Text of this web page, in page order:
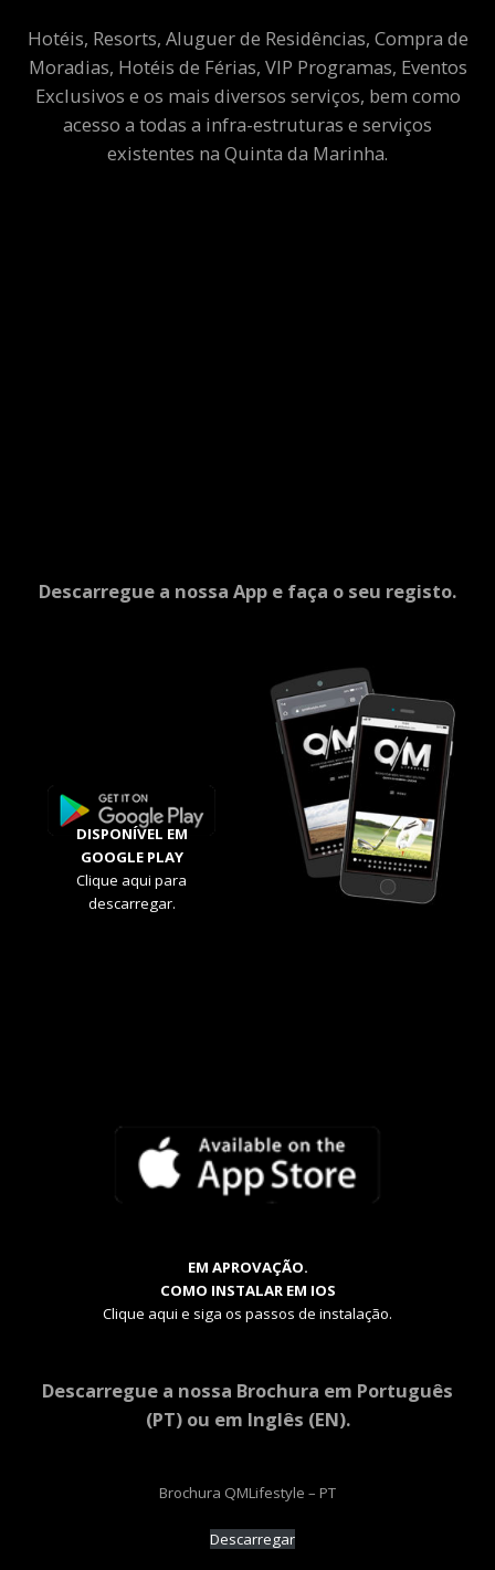
Hotéis, Resorts, Aluguer de Residências, Compra de
Moradias, Hotéis de Férias, VIP Programas, Eventos
Exclusivos e os mais diversos serviços, bem como
acesso a todas a infra-estruturas e serviços
existentes na Quinta da Marinha.
Descarregue a nossa App e faça o seu registo.
DISPONÍVEL EM
GOOGLE PLAY
Clique aqui para
descarregar.
EM APROVAÇÃO.
COMO INSTALAR EM IOS
Clique aqui e siga os passos de instalação.
Descarregue a nossa Brochura em Português
(PT) ou em Inglês (EN).
Brochura QMLifestyle – PT
Descarregar